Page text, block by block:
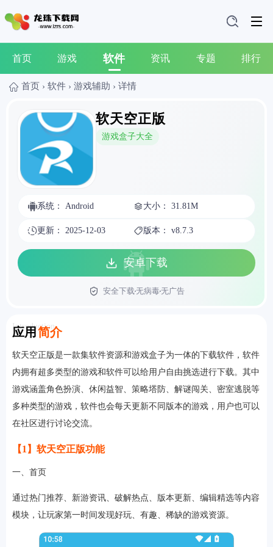
首页 游戏 软件 资讯 专题 排行
首页 › 软件 › 游戏辅助 › 详情
软天空正版
游戏盒子大全
系统： Android 大小： 31.81M
更新： 2025-12-03 版本： v8.7.3
安卓下载
安全下载无病毒无广告
应用 简介
Introduction
软天空正版是一款集软件资源和游戏盒子为一体的下载软件，软件
内拥有超多类型的游戏和软件可以给用户自由挑选进行下载。其中
游戏涵盖角色扮演、休闲益智、策略塔防、解谜闯关、密室逃脱等
多种类型的游戏，软件也会每天更新不同版本的游戏，用户也可以
在社区进行讨论交流。
【1】软天空正版功能
一、首页
通过热门推荐、新游资讯、破解热点、版本更新、编辑精选等内容
模块，让玩家第一时间发现好玩、有趣、稀缺的游戏资源。